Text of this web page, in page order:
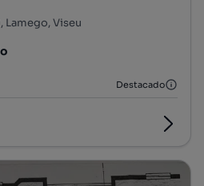
Lamego, Viseu
Destacado